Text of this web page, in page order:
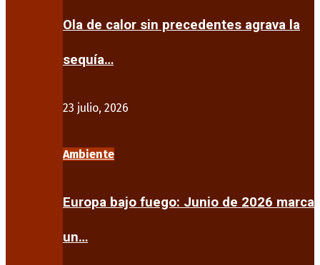
Ola de calor sin precedentes agrava la
sequía…
23 julio, 2026
Ambiente
Europa bajo fuego: Junio de 2026 marca
un…